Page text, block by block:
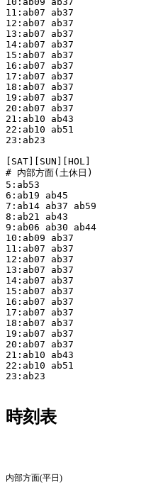
11:ab07 ab37
12:ab07 ab37
13:ab07 ab37
14:ab07 ab37
15:ab07 ab37
16:ab07 ab37
17:ab07 ab37
18:ab07 ab37
19:ab07 ab37
20:ab07 ab37
21:ab10 ab43
22:ab10 ab51
23:ab23
[SAT][SUN][HOL]
# 内部方面(土休日)
5:ab53
6:ab19 ab45
7:ab14 ab37 ab59
8:ab21 ab43
9:ab06 ab30 ab44
10:ab09 ab37
11:ab07 ab37
12:ab07 ab37
13:ab07 ab37
14:ab07 ab37
15:ab07 ab37
16:ab07 ab37
17:ab07 ab37
18:ab07 ab37
19:ab07 ab37
20:ab07 ab37
21:ab10 ab43
22:ab10 ab51
23:ab23
時刻表
内部方面(平日)